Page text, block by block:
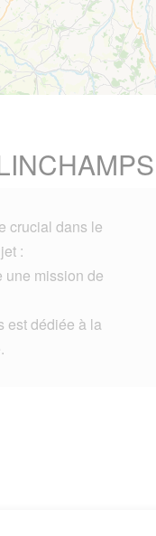
crucial dans le
:
une mission de
est dédiée à la